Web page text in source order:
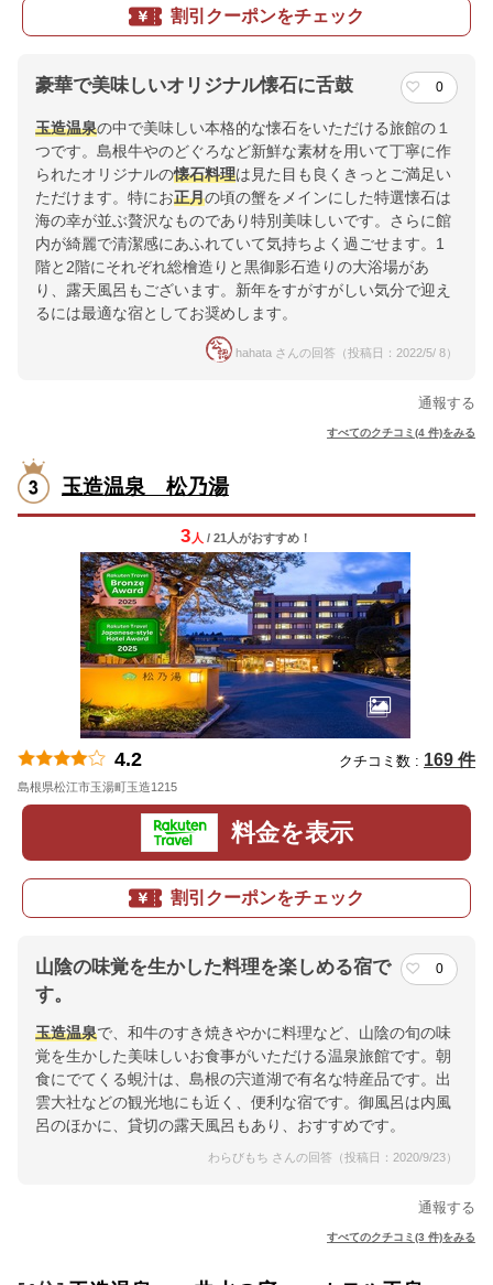
割引クーポンをチェック
豪華で美味しいオリジナル懐石に舌鼓 0
玉造温泉の中で美味しい本格的な懐石をいただける旅館の１
つです。島根牛やのどぐろなど新鮮な素材を用いて丁寧に作
られたオリジナルの懐石料理は見た目も良くきっとご満足い
ただけます。特にお正月の頃の蟹をメインにした特選懐石は
海の幸が並ぶ贅沢なものであり特別美味しいです。さらに館
内が綺麗で清潔感にあふれていて気持ちよく過ごせます。1
階と2階にそれぞれ総檜造りと黒御影石造りの大浴場があ
り、露天風呂もございます。新年をすがすがしい気分で迎え
るには最適な宿としてお奨めします。
hahata さんの回答（投稿日：2022/5/ 8）
通報する
すべてのクチコミ(4 件)をみる
玉造温泉 松乃湯
3 人 / 21人がおすすめ！
4.2 クチコミ数 : 169 件
島根県松江市玉湯町玉造1215
料金を表示
割引クーポンをチェック
山陰の味覚を生かした料理を楽しめる宿で
す。
0
玉造温泉で、和牛のすき焼きやかに料理など、山陰の旬の味
覚を生かした美味しいお食事がいただける温泉旅館です。朝
食にでてくる蜆汁は、島根の宍道湖で有名な特産品です。出
雲大社などの観光地にも近く、便利な宿です。御風呂は内風
呂のほかに、貸切の露天風呂もあり、おすすめです。
わらびもち さんの回答（投稿日：2020/9/23）
通報する
すべてのクチコミ(3 件)をみる